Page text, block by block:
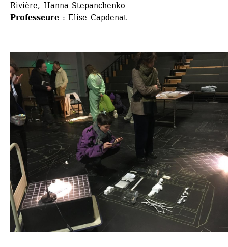
Rivière, Hanna Stepanchenko
Professeure : Elise Capdenat